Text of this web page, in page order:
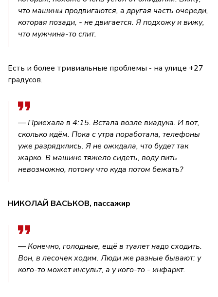
что машины продвигаются, а другая часть очереди,
которая позади, - не двигается. Я подхожу и вижу,
что мужчина-то спит.
Есть и более тривиальные проблемы - на улице +27
градусов.
— Приехала в 4:15. Встала возле виадука. И вот,
сколько идём. Пока с утра поработала, телефоны
уже разрядились. Я не ожидала, что будет так
жарко. В машине тяжело сидеть, воду пить
невозможно, потому что куда потом бежать?
НИКОЛАЙ ВАСЬКОВ, пассажир
— Конечно, голодные, ещё в туалет надо сходить.
Вон, в лесочек ходим. Люди же разные бывают: у
кого-то может инсульт, а у кого-то - инфаркт.